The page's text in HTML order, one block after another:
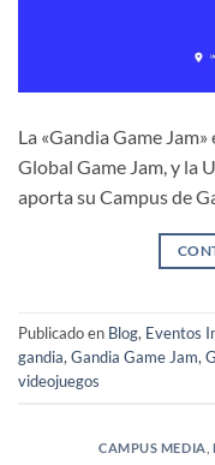
La «Gandia Game
Global Game Jam, y la
aporta su Campus de
Publicado en Blog, Eventos
gandia,Gandia Game Jam,
videojuegos
CAMPUS MEDIA